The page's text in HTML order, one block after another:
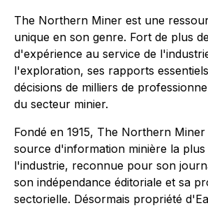
The Northern Miner est une
unique en son genre. Fort de plus
d'expérience au service de
l'exploration, ses rapports
décisions de milliers de
du secteur minier.
Fondé en 1915, The Northern
source d'information minière la plus
l'industrie, reconnue pour son
son indépendance éditoriale et sa
sectorielle. Désormais propriété